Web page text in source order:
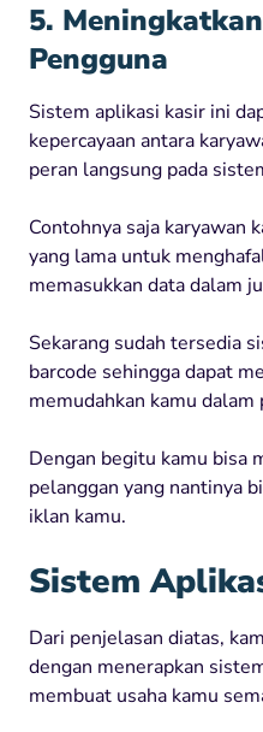
5.
Pengguna
Sistem aplikasi kasir ini
kepercayaan antara
peran langsung pada
Contohnya saja karyawan
yang lama untuk
memasukkan data dalam
Sekarang sudah tersedia
barcode sehingga dapat
memudahkan kamu
Dengan begitu kamu bisa
pelanggan yang nantinya
iklan kamu.
Sistem
Dari penjelasan diatas,
dengan menerapkan
membuat usaha kamu